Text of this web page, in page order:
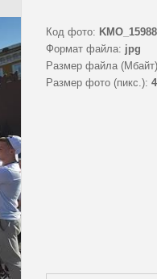
Код фото:
Формат файла: jpg
Размер файла
Размер фото (пикс.):